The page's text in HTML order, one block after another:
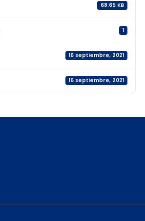
68.65 KB
1
16 septiembre, 2021
16 septiembre, 2021